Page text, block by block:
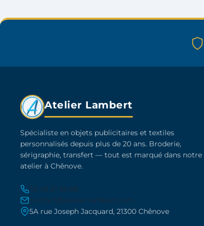
choisies
du
Atelier Lambert
Spécialiste en objets publicitaires et textiles
personnalisés depuis plus de 20 ans. Broderie,
sérigraphie, transfert — tout est marqué dans notre
atelier à Chênove.
03 45 21 30 86
contact@atelier-lambert.com
5A rue Joseph Jacquard, 21300 Chênove